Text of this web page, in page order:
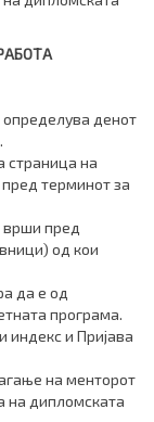
определува денот
страница на
терминот за
врши пред
од кои
да е од
програма.
индекс и Пријава
на менторот
на дипломската